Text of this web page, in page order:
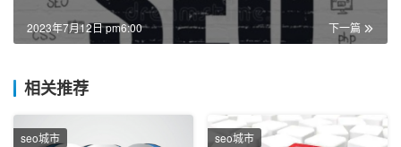
下一篇
2023年7月12日 pm6:00
相关推荐
seo城市 seo城市